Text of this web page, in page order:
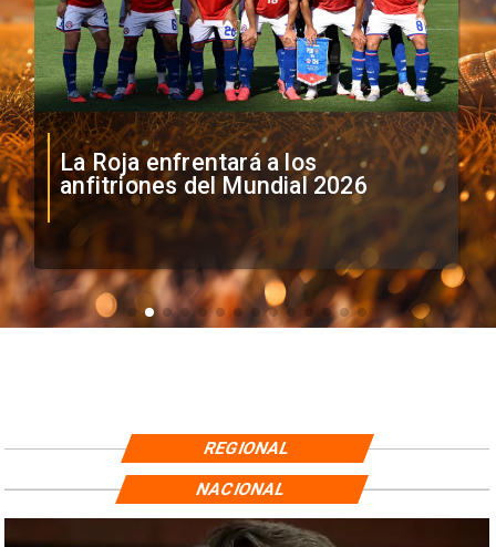
enfrentará a los
del Mundial 2026
Fiscalía
para
REGIONAL
NACIONAL